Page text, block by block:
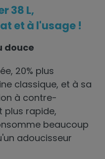
38 L,
et à l'usage !
douce
20% plus
classique, et à sa
à contre-
plus rapide,
beaucoup
adoucisseur